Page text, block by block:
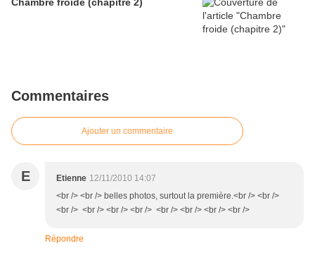
Commentaires
Ajouter un commentaire
E Etienne 12/11/2010 14:07
<br /> <br /> belles photos, surtout la première.<br /> <br />
<br /> <br /> <br /> <br /> <br /> <br /> <br /> <br />
Répondre